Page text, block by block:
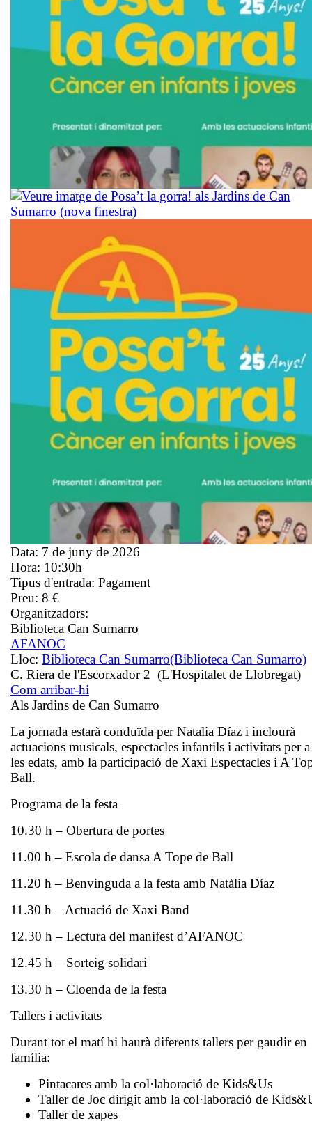
Data: 7 de juny de 2026
Hora: 10:30h
Tipus d'entrada: Pagament
Preu: 8 €
Organitzadors:
Biblioteca Can Sumarro
AFANOC
Lloc: Biblioteca Can Sumarro(Biblioteca Can Sumarro)
C. Riera de l'Escorxador 2 (L'Hospitalet de Llobregat)
Com arribar-hi
Als Jardins de Can Sumarro
La jornada estarà conduïda per Natalia Díaz i inclourà
actuacions musicals, espectacles infantils i activitats per
les edats, amb la participació de Xaxi Espectacles i A
Ball.
Programa de la festa
10.30 h – Obertura de portes
11.00 h – Escola de dansa A Tope de Ball
11.20 h – Benvinguda a la festa amb Natàlia Díaz
11.30 h – Actuació de Xaxi Band
12.30 h – Lectura del manifest d’AFANOC
12.45 h – Sorteig solidari
13.30 h – Cloenda de la festa
Tallers i activitats
Durant tot el matí hi haurà diferents tallers per gaudir en
família:
Pintacares amb la col·laboració de Kids&Us
Taller de Joc dirigit amb la col·laboració de
Taller de xapes